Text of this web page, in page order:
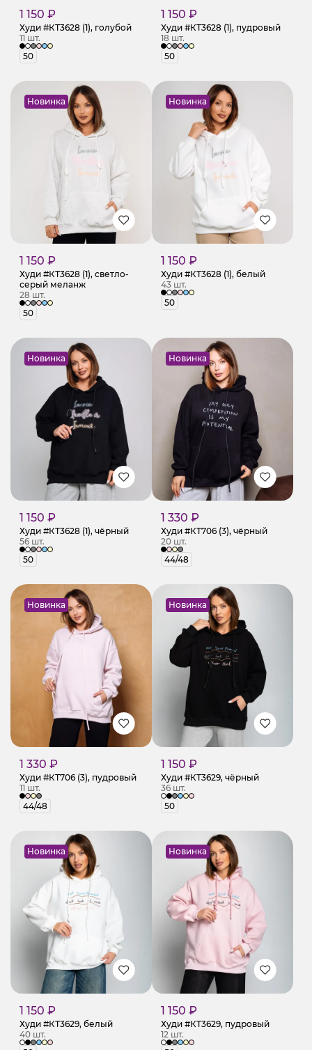
1 150 ₽
Худи #КТ3628 (1), голубой
11 шт.
50
1 150 ₽
Худи #КТ3628 (1), пудровый
18 шт.
50
Новинка
1 150 ₽
Худи #КТ3628 (1), светло-
серый меланж
28 шт.
50
Новинка
1 150 ₽
Худи #КТ3628 (1), белый
43 шт.
50
Новинка
1 150 ₽
Худи #КТ3628 (1), чёрный
56 шт.
50
Новинка
1 330 ₽
Худи #КТ706 (3), чёрный
20 шт.
44/48
Новинка
1 330 ₽
Худи #КТ706 (3), пудровый
11 шт.
44/48
Новинка
1 150 ₽
Худи #КТ3629, чёрный
36 шт.
50
Новинка
1 150 ₽
Худи #КТ3629, белый
40 шт.
Новинка
1 150 ₽
Худи #КТ3629, пудровый
12 шт.